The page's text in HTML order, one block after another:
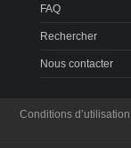
FAQ
Rechercher
Nous contacter
Conditions d’utilisation